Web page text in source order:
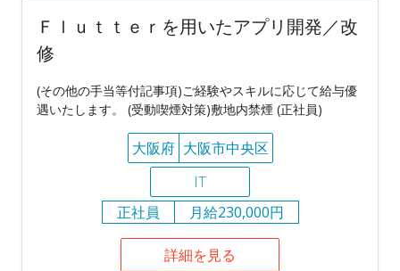
Ｆｌｕｔｔｅｒを用いたアプリ開発／改
修
(その他の手当等付記事項)ご経験やスキルに応じて給与優
遇いたします。 (受動喫煙対策)敷地内禁煙 (正社員)
大阪府 大阪市中央区
IT
正社員
月給230,000円
詳細を見る